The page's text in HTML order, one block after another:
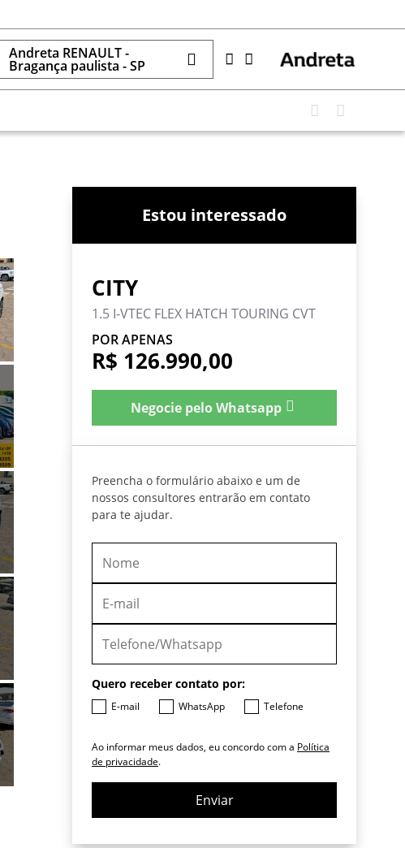
Andreta RENAULT -
Bragança paulista - SP
Estou interessado
CITY
1.5 I-VTEC FLEX HATCH TOURING CVT
POR APENAS
R$ 126.990,00
Negocie pelo Whatsapp
Preencha o formulário abaixo e um de
nossos consultores entrarão em contato
para te ajudar.
Quero receber contato por:
E-mail WhatsApp Telefone
Ao informar meus dados, eu concordo com a Política
de privacidade.
Enviar